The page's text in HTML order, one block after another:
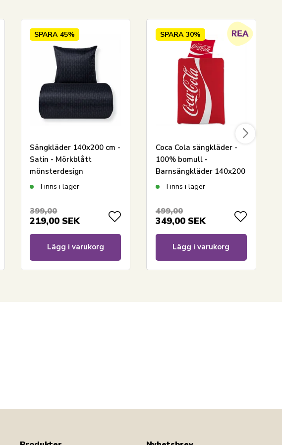
SPARA 45%
Sängkläder 140x200 cm -
Satin - Mörkblått
mönsterdesign
Finns i lager
399,00
219,00 SEK
Lägg i varukorg
SPARA 30%
Coca Cola sängkläder -
100% bomull -
Barnsängkläder 140x200
cm
Finns i lager
499,00
349,00 SEK
Lägg i varukorg